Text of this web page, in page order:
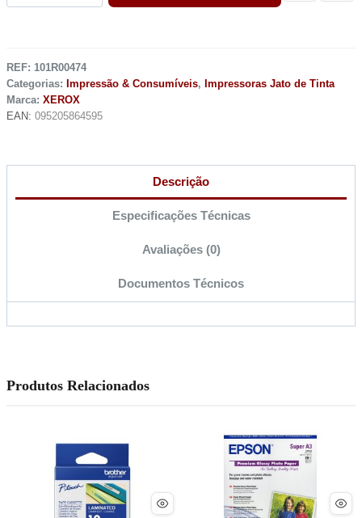
REF: 101R00474
Categorias: Impressão & Consumíveis, Impressoras Jato de Tinta
Marca: XEROX
EAN: 095205864595
Descrição
Especificações Técnicas
Avaliações (0)
Documentos Técnicos
Produtos Relacionados